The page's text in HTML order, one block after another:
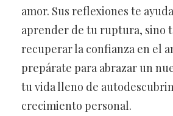
amor. Sus reflexiones te
aprender de tu ruptura, sino
recuperar la confianza en el
prepárate para abrazar un
tu vida lleno de
crecimiento personal.